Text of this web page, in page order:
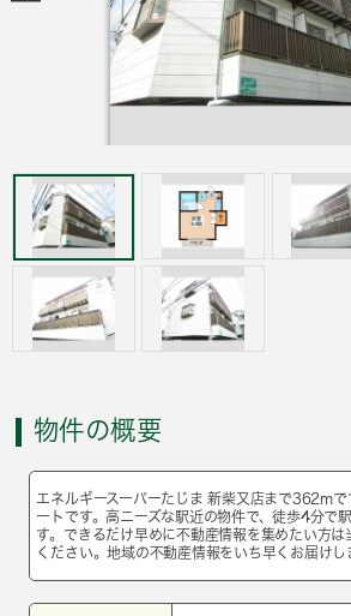
物件の概要
エネルギースーパーたじま 新柴又店まで362mで
ートです。高ニーズな駅近の物件で、徒歩4分で
す。できるだけ早めに不動産情報を集めたい方は
ください。地域の不動産情報をいち早くお届けし